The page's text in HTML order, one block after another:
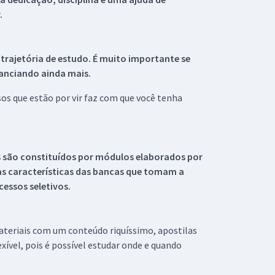
de estudo. É muito importante se
ainda mais.
que estão por vir faz com que você tenha
são constituídos por módulos elaborados por
características das bancas que tomam a
seletivos.
com um conteúdo riquíssimo, apostilas
pois é possível estudar onde e quando